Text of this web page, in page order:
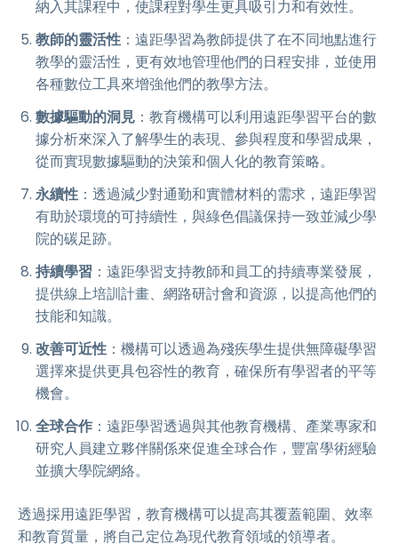
納入其課程中，使課程對學生更具吸引力和有效性。
教師的靈活性 ：遠距學習為教師提供了在不同地點進行
教學的靈活性，更有效地管理他們的日程安排，並使用
各種數位工具來增強他們的教學方法。
數據驅動的洞見 ：教育機構可以利用遠距學習平台的數
據分析來深入了解學生的表現、參與程度和學習成果，
從而實現數據驅動的決策和個人化的教育策略。
永續性 ：透過減少對通勤和實體材料的需求，遠距學習
有助於環境的可持續性，與綠色倡議保持一致並減少學
院的碳足跡。
持續學習 ：遠距學習支持教師和員工的持續專業發展，
提供線上培訓計畫、網路研討會和資源，以提高他們的
技能和知識。
改善可近性 ：機構可以透過為殘疾學生提供無障礙學習
選擇來提供更具包容性的教育，確保所有學習者的平等
機會。
全球合作 ：遠距學習透過與其他教育機構、產業專家和
研究人員建立夥伴關係來促進全球合作，豐富學術經驗
並擴大學院網絡。
透過採用遠距學習，教育機構可以提高其覆蓋範圍、效率
和教育質量，將自己定位為現代教育領域的領導者。